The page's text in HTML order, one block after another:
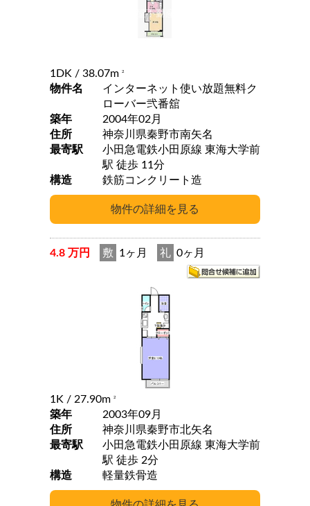
1DK / 38.07m 2
物件名
インターネット使い放題無料ク
ローバー弐番舘
築年
2004年02月
住所
神奈川県秦野市南矢名
最寄駅
小田急電鉄小田原線 東海大学前
駅 徒歩 11分
構造
鉄筋コンクリート造
4.8 万円 敷 1ヶ月 礼 0ヶ月
1K / 27.90m 2
築年
2003年09月
住所
神奈川県秦野市北矢名
最寄駅
小田急電鉄小田原線 東海大学前
駅 徒歩 2分
構造
軽量鉄骨造